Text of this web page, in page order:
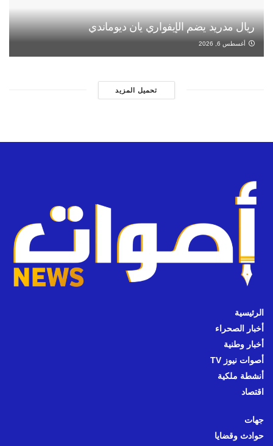
ريال مدريد يضم الإيفواري يان ديوماندي
أغسطس 6, 2026
تحميل المزيد
الرئيسية
أخبار الصحراء
أخبار وطنية
أصوات نيوز TV
أنشطة ملكية
اقتصاد
جهات
حوادث وقضايا